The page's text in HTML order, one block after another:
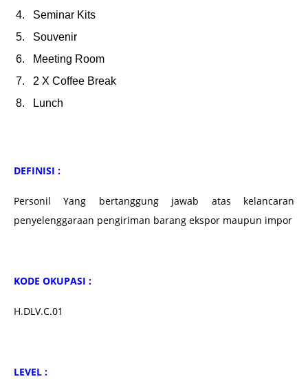
Seminar Kits
Souvenir
Meeting Room
2 X Coffee Break
Lunch
DEFINISI :
Personil Yang bertanggung jawab atas kelancaran
penyelenggaraan pengiriman barang ekspor maupun impor
KODE OKUPASI :
H.DLV.C.01
LEVEL :